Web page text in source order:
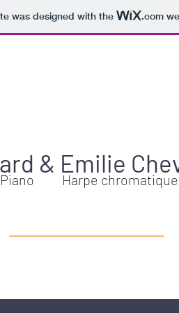
was designed with the .com
& Emilie
Piano Harpe chromatique